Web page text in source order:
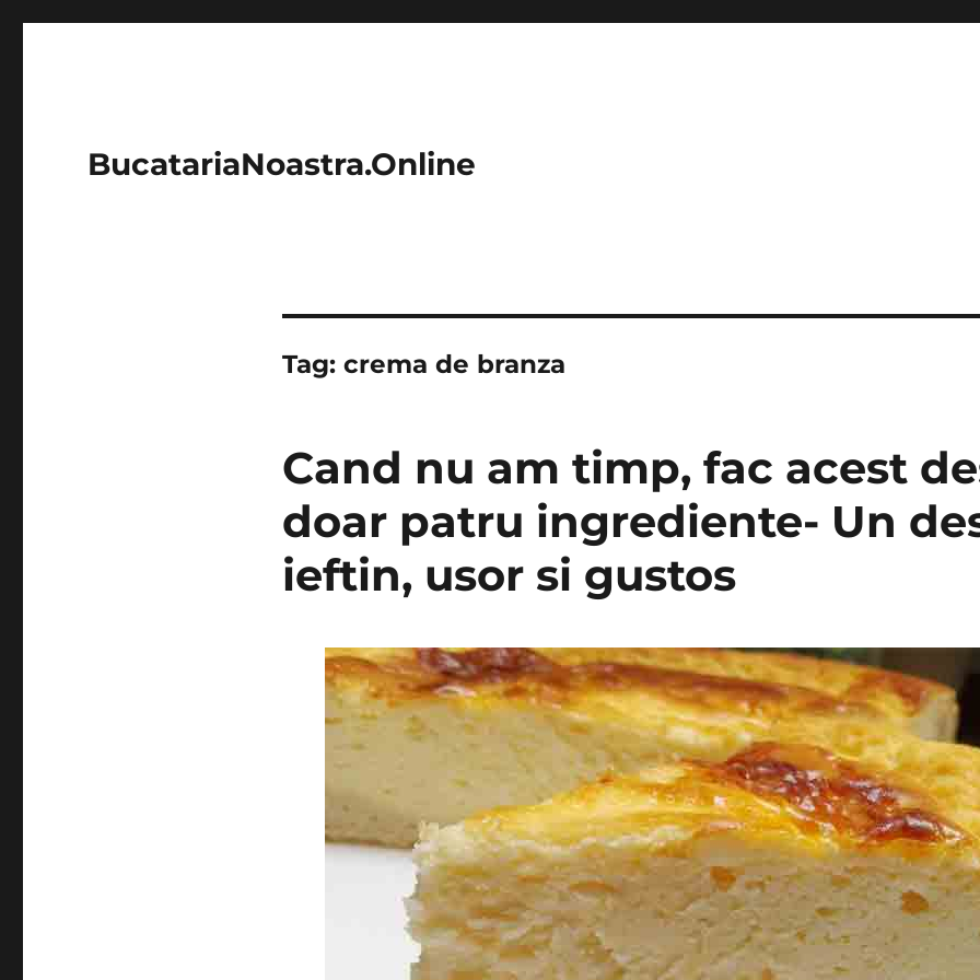
BucatariaNoastra.Online
Tag: crema de branza
Cand nu am timp, fac acest
doar patru ingrediente- Un
ieftin, usor si gustos